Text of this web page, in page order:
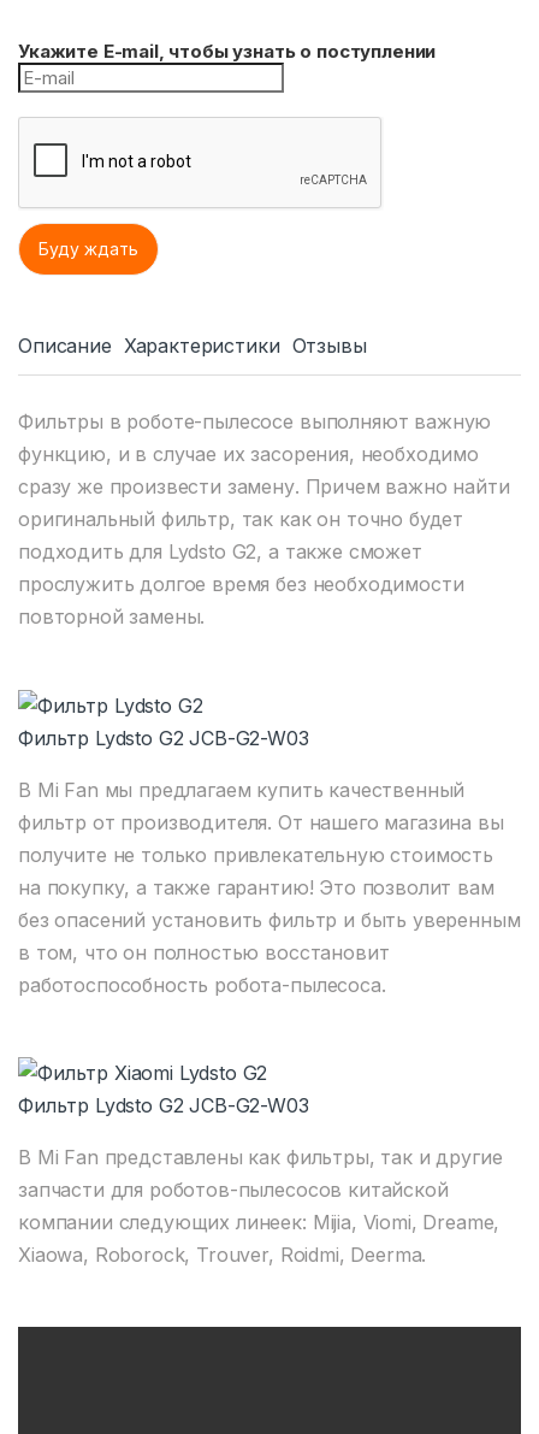
Укажите E-mail, чтобы узнать о поступлении
Описание Характеристики Отзывы
Фильтры в роботе-пылесосе выполняют важную
функцию, и в случае их засорения, необходимо
сразу же произвести замену. Причем важно найти
оригинальный фильтр, так как он точно будет
подходить для Lydsto G2, а также сможет
прослужить долгое время без необходимости
повторной замены.
Фильтр Lydsto G2 JCB-G2-W03
В Mi Fan мы предлагаем купить качественный
фильтр от производителя. От нашего магазина вы
получите не только привлекательную стоимость
на покупку, а также гарантию! Это позволит вам
без опасений установить фильтр и быть уверенным
в том, что он полностью восстановит
работоспособность робота-пылесоса.
Фильтр Lydsto G2 JCB-G2-W03
В Mi Fan представлены как фильтры, так и другие
запчасти для роботов-пылесосов китайской
компании следующих линеек: Mijia, Viomi, Dreame,
Xiaowa, Roborock, Trouver, Roidmi, Deerma.